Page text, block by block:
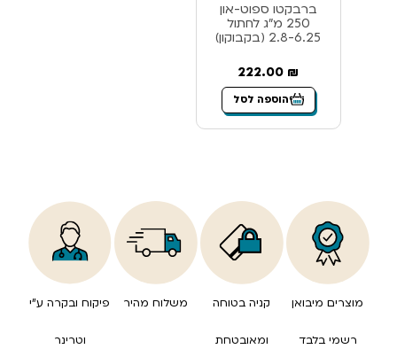
ברבקטו ספוט-און
250 מ”ג לחתול
2.8-6.25 (בקבוקון)
222.00 ₪
הוספה לסל
מוצרים מיבואן
רשמי בלבד
קניה בטוחה
ומאובטחת
משלוח מהיר פיקוח ובקרה ע”י
וטרינר